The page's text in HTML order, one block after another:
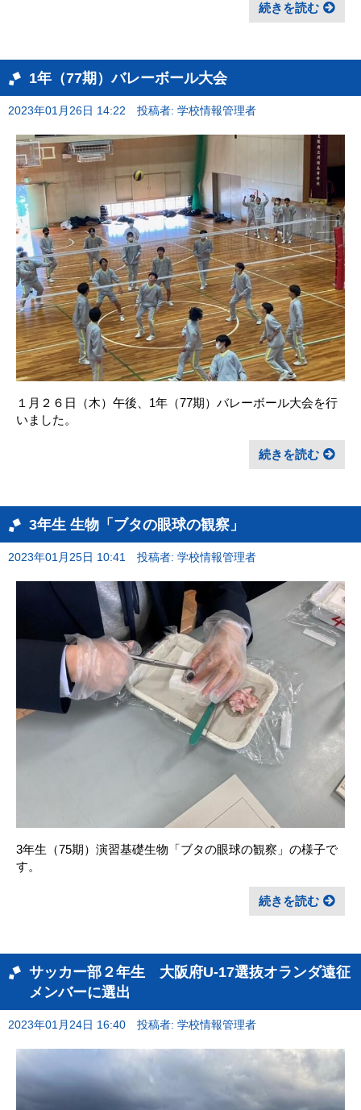
続きを読む
1年（77期）バレーボール大会
2023年01月26日 14:22 投稿者: 学校情報管理者
１月２６日（木）午後、1年（77期）バレーボール大会を行
いました。
続きを読む
3年生 生物「ブタの眼球の観察」
2023年01月25日 10:41 投稿者: 学校情報管理者
3年生（75期）演習基礎生物「ブタの眼球の観察」の様子で
す。
続きを読む
サッカー部２年生 大阪府U-17選抜オランダ遠征
メンバーに選出
2023年01月24日 16:40 投稿者: 学校情報管理者